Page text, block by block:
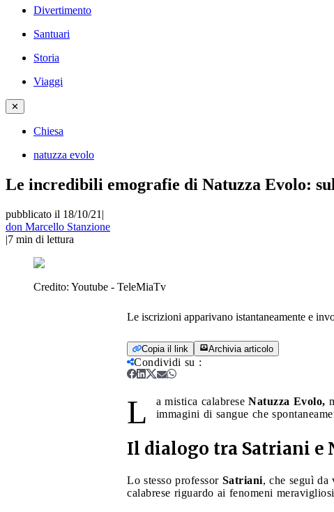
Divertimento
Santuari
Storia
Viaggi
✕
Chiesa
natuzza evolo
Le incredibili emografie di Natuzza Evolo:
pubblicato il 18/10/21 |
don Marcello Stanzione
|7 min di lettura
Credito: Youtube - TeleMiaTv
Le iscrizioni apparivano istantaneamente e
Copia il link Archivia articolo
Condividi su :
L a mistica calabrese Natuzza Evolo,
immagini di sangue che
Il dialogo tra Satriani e
Lo stesso professor Satriani, che seguì da
calabrese riguardo ai fenomeni